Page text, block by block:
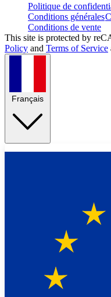
Politique de
Conditions générales
Conditions de vente
This site is protected by
Policy and Terms of Service
Français